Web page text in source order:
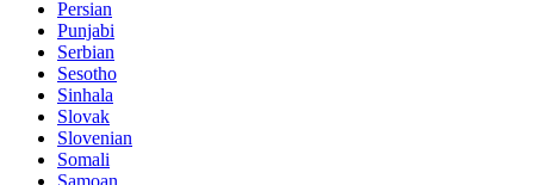
Persian
Punjabi
Serbian
Sesotho
Sinhala
Slovak
Slovenian
Somali